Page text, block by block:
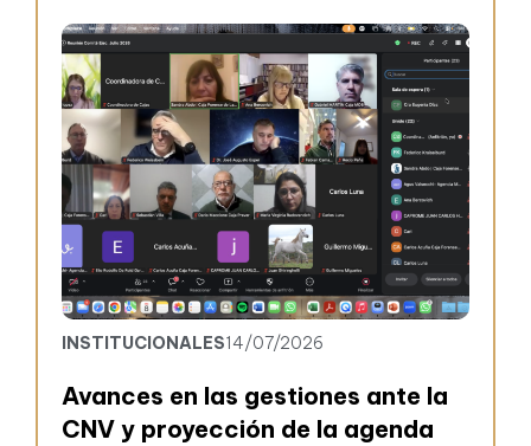
INSTITUCIONALES14/07/2026
Avances en las gestiones ante la
CNV y proyección de la agenda